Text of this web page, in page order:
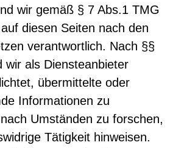
wir gemäß § 7 Abs.1 TMG
diesen Seiten nach den
verantwortlich. Nach §§
wir als Diensteanbieter
übermittelte oder
Informationen zu
Umständen zu forschen,
Tätigkeit hinweisen.